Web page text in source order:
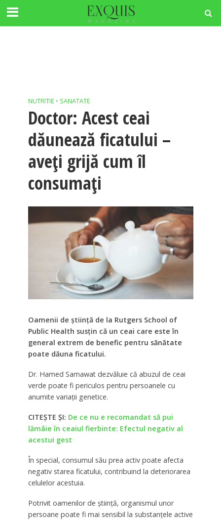
NUTRITIE • SANATATE
Doctor: Acest ceai
dăunează ficatului –
aveți grijă cum îl
consumați
Oamenii de știință de la Rutgers School of
Public Health susțin că un ceai care este în
general extrem de benefic pentru sănătate
poate dăuna ficatului.
Dr. Hamed Samawat dezvăluie că abuzul de ceai
verde poate fi periculos pentru persoanele cu
anumite variații genetice.
CITEȘTE ȘI: De ce nu e recomandat să pui
lămâie în ceaiul fierbinte: Efectul negativ al
acestui gest
În special, consumul său prea activ poate afecta
negativ starea ficatului, contribuind la deteriorarea
celulelor acestuia.
Potrivit oamenilor de știință, organismul unor
persoane poate fi mai sensibil la substanțele active